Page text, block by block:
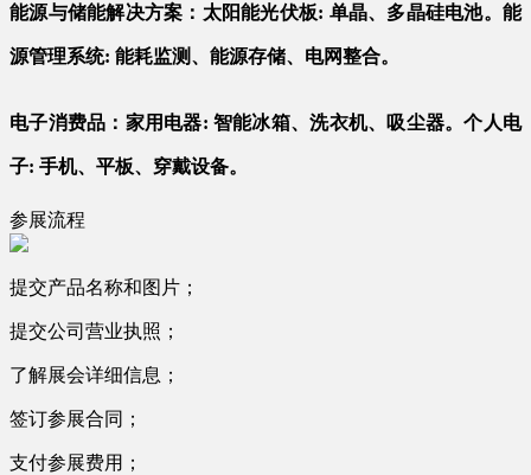
能源与储能解决方案：太阳能光伏板: 单晶、多晶硅电池。能
源管理系统: 能耗监测、能源存储、电网整合。
电子消费品：家用电器: 智能冰箱、洗衣机、吸尘器。个人电
子: 手机、平板、穿戴设备。
参展流程
提交产品名称和图片；
提交公司营业执照；
了解展会详细信息；
签订参展合同；
支付参展费用；